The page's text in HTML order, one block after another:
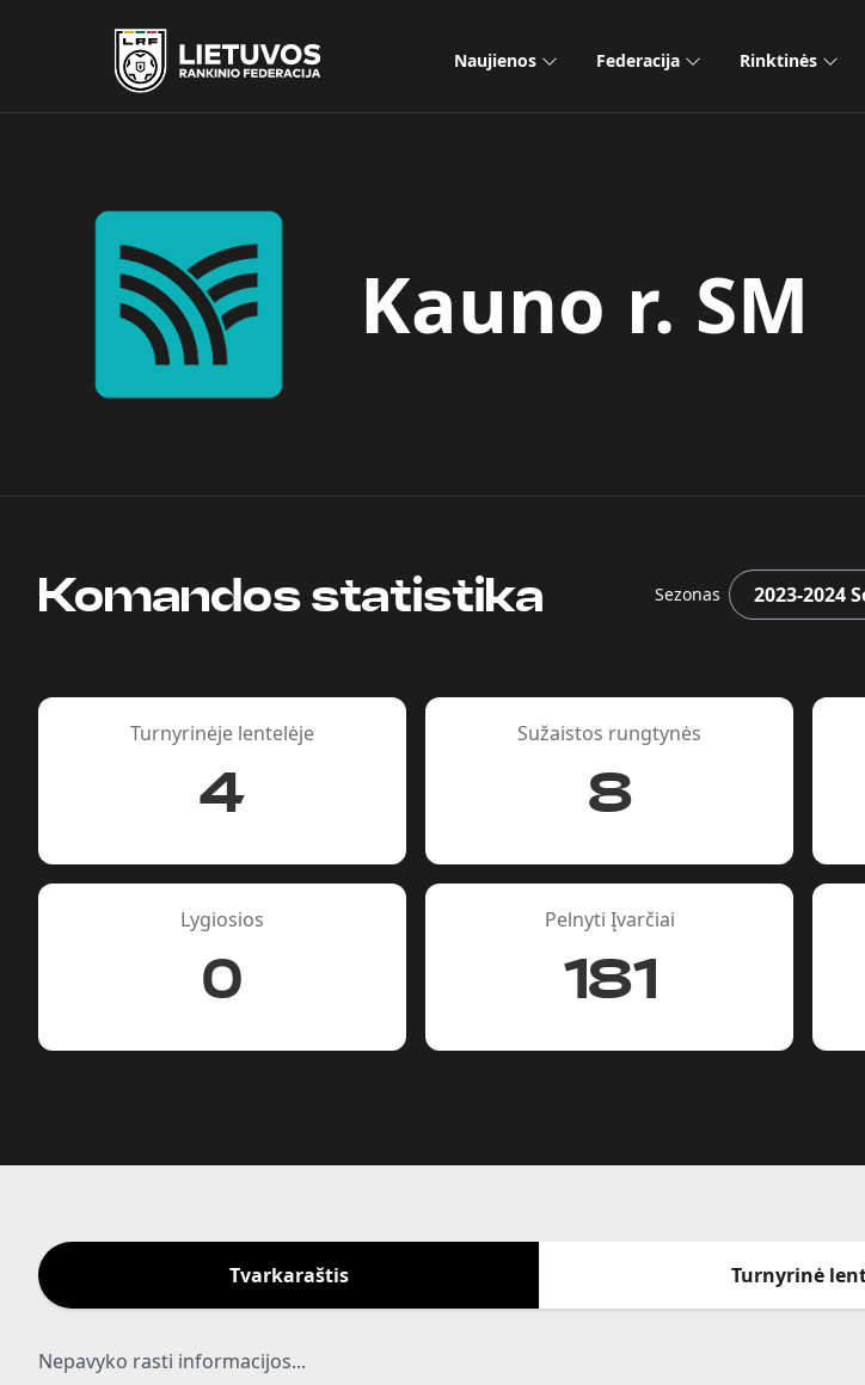
Naujienos Federacija Rinktinės
Kauno r. SM
Komandos statistika Sezonas
Turnyrinėje lentelėje
4
Sužaistos rungtynės
8
Lygiosios
0
Pelnyti Įvarčiai
181
Tvarkaraštis Turnyrinė
Nepavyko rasti informacijos...